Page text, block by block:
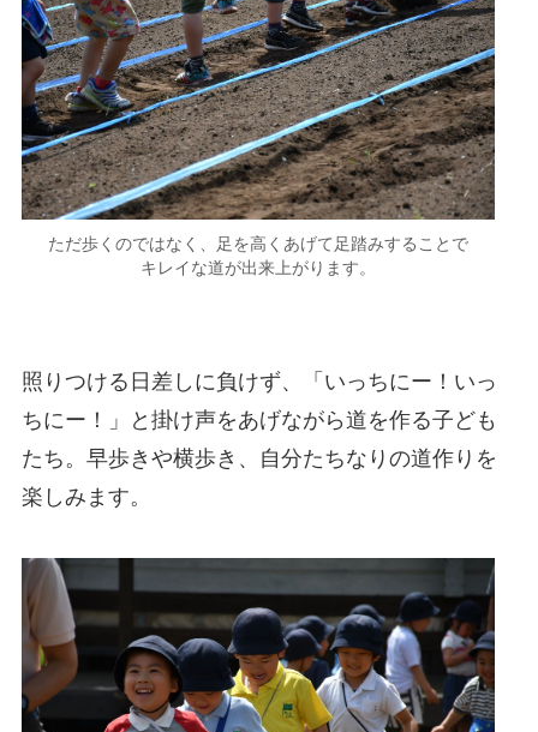
ただ歩くのではなく、足を高くあげて足踏みすることで
キレイな道が出来上がります。
照りつける日差しに負けず、「いっちにー！いっ
ちにー！」と掛け声をあげながら道を作る子ども
たち。早歩きや横歩き、自分たちなりの道作りを
楽しみます。